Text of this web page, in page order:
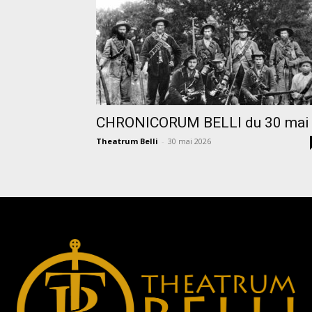
CHRONICORUM BELLI du 30 mai
Theatrum Belli - 30 mai 2026